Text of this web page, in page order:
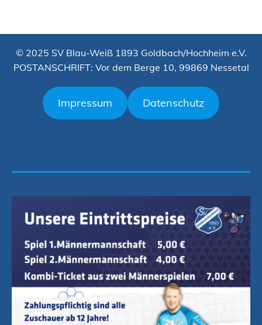
© 2025 SV Blau-Weiß 1893 Goldbach/Hochheim e.V.
POSTANSCHRIFT: Vor dem Berge 10, 99869 Nessetal
Impressum Datenschutz